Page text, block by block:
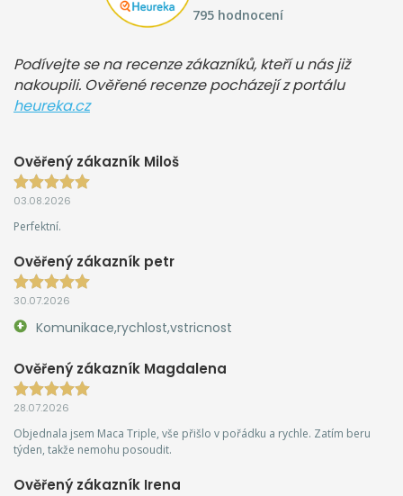
795 hodnocení
Podívejte se na recenze zákazníků, kteří u nás již
nakoupili. Ověřené recenze pocházejí z portálu
heureka.cz
Ověřený zákazník Miloš
03.08.2026
Perfektní.
Ověřený zákazník petr
30.07.2026
Komunikace,rychlost,vstricnost
Ověřený zákazník Magdalena
28.07.2026
Objednala jsem Maca Triple, vše přišlo v pořádku a rychle. Zatím beru
týden, takže nemohu posoudit.
Ověřený zákazník Irena